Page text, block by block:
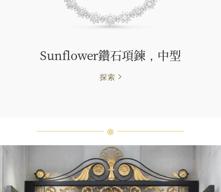
Sunflower鑽石項鍊，中型
探索